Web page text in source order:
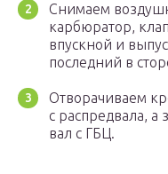
Снимаем
карбюратор,
впускной и
последний в
Отворачиваем
с распредвала, а
вал с ГБЦ.